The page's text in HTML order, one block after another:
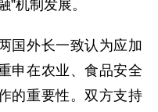
机制发展。
外长一致认为应加
申在农业、食品安全
的重要性。双方支持